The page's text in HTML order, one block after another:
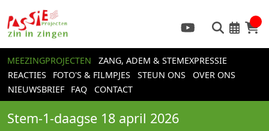
MEEZINGPROJECTEN
ZANG, ADEM & STEMEXPRESSIE
REACTIES
FOTO'S & FILMPJES STEUN ONS
OVER ONS
NIEUWSBRIEF
FAQ CONTACT
Stem-1-daagse 18 april 2026